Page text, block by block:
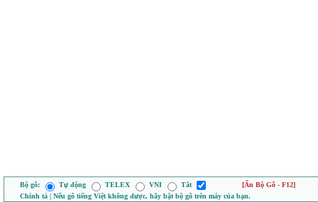
Bộ gõ: Tự động TELEX VNI Tắt
[Ẩn Bộ Gõ - F12]
Chính tả | Nếu gõ tiếng Việt không được, hãy bật bộ gõ trên máy của bạn.